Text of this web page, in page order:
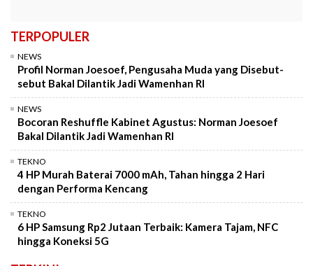
TERPOPULER
NEWS
Profil Norman Joesoef, Pengusaha Muda yang Disebut-
sebut Bakal Dilantik Jadi Wamenhan RI
NEWS
Bocoran Reshuffle Kabinet Agustus: Norman Joesoef
Bakal Dilantik Jadi Wamenhan RI
TEKNO
4 HP Murah Baterai 7000 mAh, Tahan hingga 2 Hari
dengan Performa Kencang
TEKNO
6 HP Samsung Rp2 Jutaan Terbaik: Kamera Tajam, NFC
hingga Koneksi 5G